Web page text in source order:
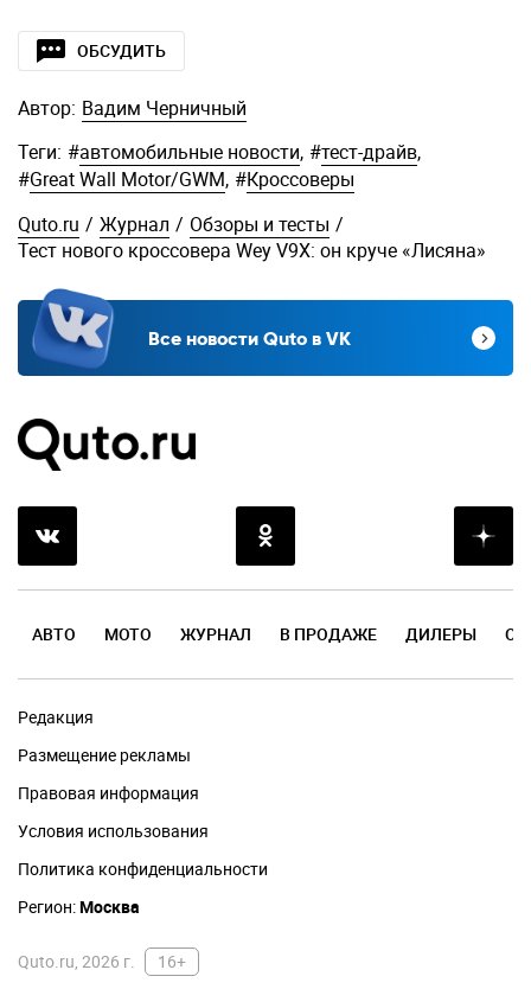
ОБСУДИТЬ
Автор: Вадим Черничный
Теги: #автомобильные новости, #тест-драйв,
#Great Wall Motor/GWM, #Кроссоверы
Quto.ru / Журнал / Обзоры и тесты /
Тест нового кроссовера Wey V9X: он круче «Лисяна»
Все новости Quto в VK
АВТО МОТО ЖУРНАЛ В ПРОДАЖЕ ДИЛЕРЫ
Редакция
Размещение рекламы
Правовая информация
Условия использования
Политика конфиденциальности
Регион:Москва
Quto.ru, 2026 г.
16+